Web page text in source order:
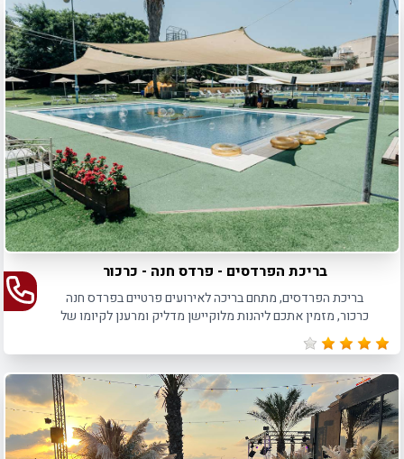
בריכת הפרדסים - פרדס חנה - כרכור
בריכת הפרדסים, מתחם בריכה לאירועים פרטיים בפרדס חנה
כרכור, מזמין אתכם ליהנות מלוקיישן מדליק ומרענן לקיומו של